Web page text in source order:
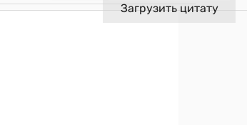
Загрузить цитату